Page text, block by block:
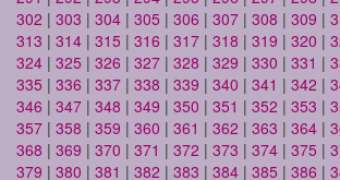
302 | 303 | 304 | 305 | 306 | 307 | 308 | 309 |
313 | 314 | 315 | 316 | 317 | 318 | 319 | 320 |
324 | 325 | 326 | 327 | 328 | 329 | 330 | 331 |
335 | 336 | 337 | 338 | 339 | 340 | 341 | 342 |
346 | 347 | 348 | 349 | 350 | 351 | 352 | 353 |
357 | 358 | 359 | 360 | 361 | 362 | 363 | 364 |
368 | 369 | 370 | 371 | 372 | 373 | 374 | 375 |
379 | 380 | 381 | 382 | 383 | 384 | 385 | 386 |